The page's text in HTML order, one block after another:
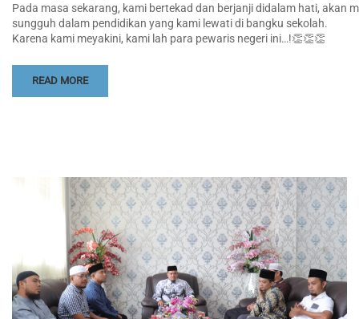
Pada masa sekarang, kami bertekad dan berjanji didalam hati,
sungguh dalam pendidikan yang kami lewati di bangku sekolah.
Karena kami meyakini, kami lah para pewaris negeri ini…!👏👏👏
READ MORE